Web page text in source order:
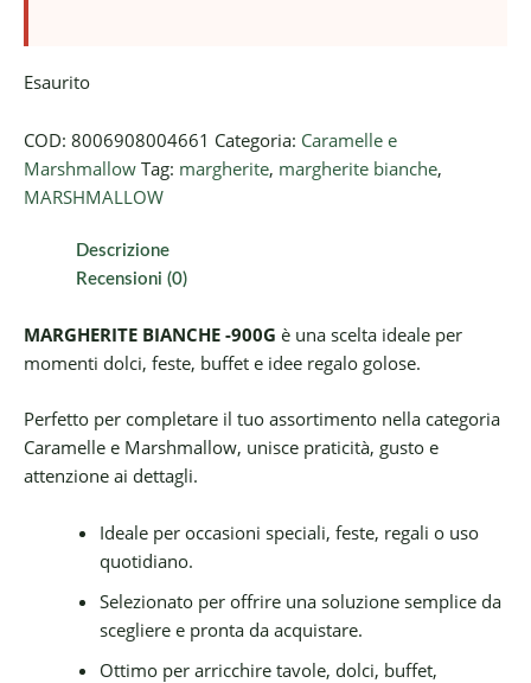
Esaurito
COD: 8006908004661 Categoria: Caramelle e
Marshmallow Tag: margherite, margherite bianche,
MARSHMALLOW
Descrizione
Recensioni (0)
MARGHERITE BIANCHE -900G è una scelta ideale per
momenti dolci, feste, buffet e idee regalo golose.
Perfetto per completare il tuo assortimento nella categoria
Caramelle e Marshmallow, unisce praticità, gusto e
attenzione ai dettagli.
Ideale per occasioni speciali, feste, regali o uso
quotidiano.
Selezionato per offrire una soluzione semplice da
scegliere e pronta da acquistare.
Ottimo per arricchire tavole, dolci, buffet,